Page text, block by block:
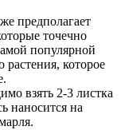
предполагает
точечно
популярной
растения, которое
взять 2-3 листка
наносится на